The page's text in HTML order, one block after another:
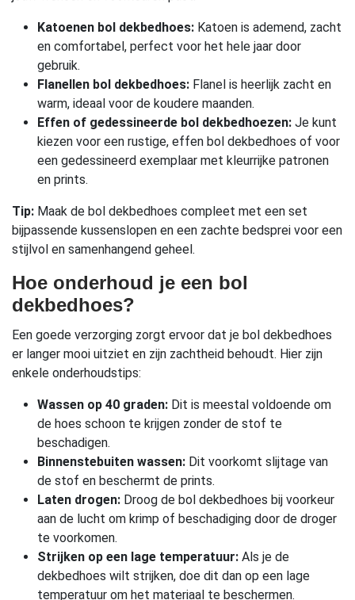
Katoenen bol dekbedhoes: Katoen is ademend, zacht
en comfortabel, perfect voor het hele jaar door
gebruik.
Flanellen bol dekbedhoes: Flanel is heerlijk zacht en
warm, ideaal voor de koudere maanden.
Effen of gedessineerde bol dekbedhoezen: Je kunt
kiezen voor een rustige, effen bol dekbedhoes of voor
een gedessineerd exemplaar met kleurrijke patronen
en prints.
Tip: Maak de bol dekbedhoes compleet met een set
bijpassende kussenslopen en een zachte bedsprei voor een
stijlvol en samenhangend geheel.
Hoe onderhoud je een bol
dekbedhoes?
Een goede verzorging zorgt ervoor dat je bol dekbedhoes
er langer mooi uitziet en zijn zachtheid behoudt. Hier zijn
enkele onderhoudstips:
Wassen op 40 graden: Dit is meestal voldoende om
de hoes schoon te krijgen zonder de stof te
beschadigen.
Binnenstebuiten wassen: Dit voorkomt slijtage van
de stof en beschermt de prints.
Laten drogen: Droog de bol dekbedhoes bij voorkeur
aan de lucht om krimp of beschadiging door de droger
te voorkomen.
Strijken op een lage temperatuur: Als je de
dekbedhoes wilt strijken, doe dit dan op een lage
temperatuur om het materiaal te beschermen.